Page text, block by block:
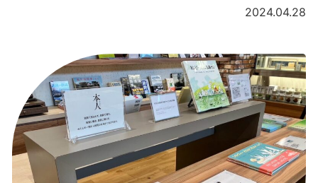
2024.04.28